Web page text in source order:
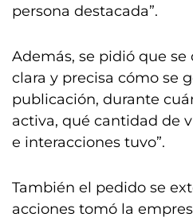
persona destacada”.
Además, se pidió que se
clara y precisa cómo se
publicación, durante
activa, qué cantidad de
e interacciones tuvo”.
También el pedido se
acciones tomó la